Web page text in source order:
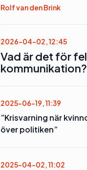
Rolf van den Brink
2026-04-02, 12:45
Vad är det för
kommunikation?
2025-06-19, 11:39
”Krisvarning när
över politiken”
2025-04-02, 11:02